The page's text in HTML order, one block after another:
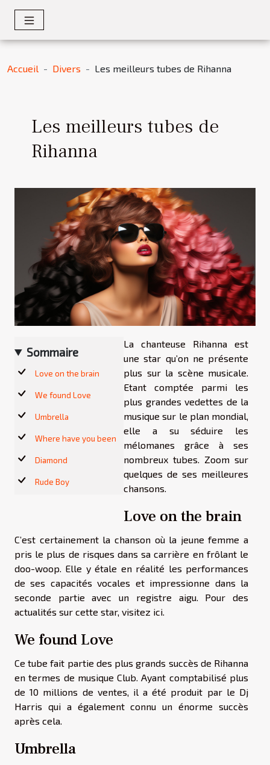
Accueil Divers Les meilleurs tubes de Rihanna
Les meilleurs tubes de
Rihanna
Sommaire
Love on the brain
We found Love
Umbrella
Where have you been
Diamond
Rude Boy
La chanteuse Rihanna est
une star qu’on ne présente
plus sur la scène musicale.
Etant comptée parmi les
plus grandes vedettes de la
musique sur le plan mondial,
elle a su séduire les
mélomanes grâce à ses
nombreux tubes. Zoom sur
quelques de ses meilleures
chansons.
Love on the brain
C’est certainement la chanson où la jeune femme a
pris le plus de risques dans sa carrière en frôlant le
doo-woop. Elle y étale en réalité les performances
de ses capacités vocales et impressionne dans la
seconde partie avec un registre aigu. Pour des
actualités sur cette star, visitez ici
We found Love
Ce tube fait partie des plus grands succès de Rihanna
en termes de musique Club. Ayant comptabilisé plus
de 10 millions de ventes, il a été produit par le Dj
Harris qui a également connu un énorme succès
après cela.
Umbrella